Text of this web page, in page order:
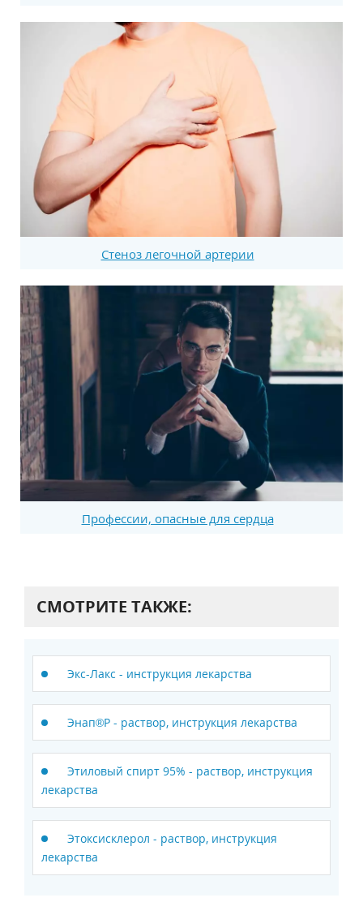
Стеноз легочной артерии
Профессии, опасные для сердца
СМОТРИТЕ ТАКЖЕ:
Экс-Лакс - инструкция лекарства
Энап®Р - раствор, инструкция лекарства
Этиловый спирт 95% - раствор, инструкция
лекарства
Этоксисклерол - раствор, инструкция
лекарства